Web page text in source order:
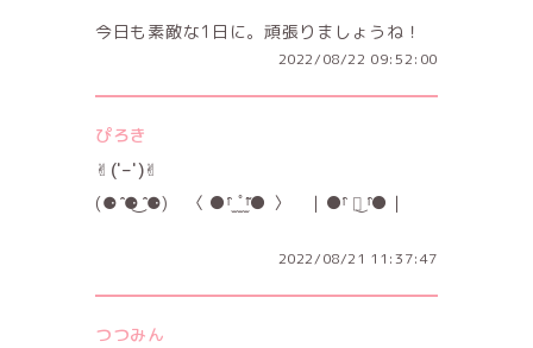
今日も素敵な1日に。頑張りましょうね！
2022/08/22 09:52:00
ぴろき
✌︎('–')✌︎
(⚈ ̍̑⚈͜ ̍̑⚈) 〈 ●ˡ̑ ̫ ̫̊ ̫ˡ͂● 〉 ｜●ˡ̑ ⌷͜ ˡ̑●｜
2022/08/21 11:37:47
つつみん